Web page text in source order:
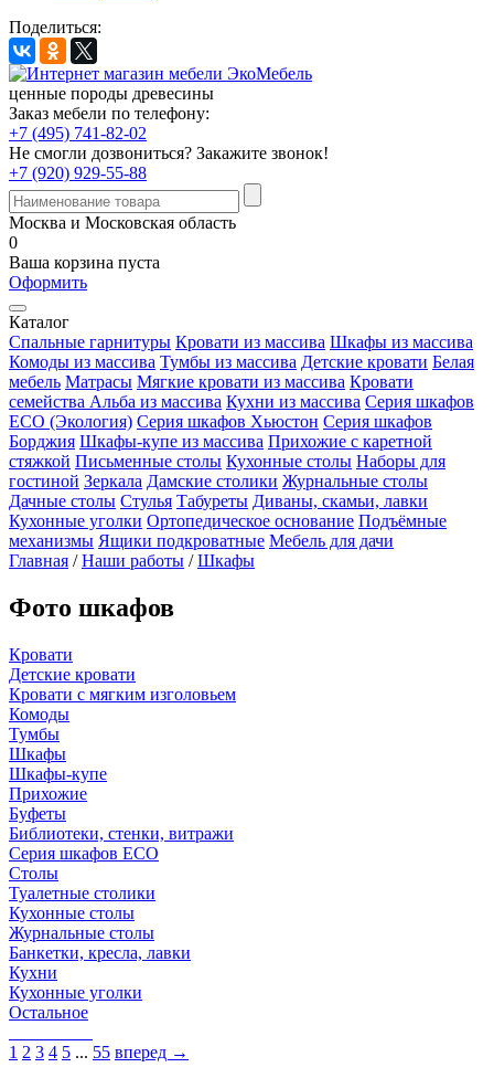
Поделиться:
ценные породы древесины
Заказ мебели по телефону:
+7 (495) 741-82-02
Не смогли дозвониться? Закажите звонок!
+7 (920) 929-55-88
Москва и Московская область
0
Ваша корзина пуста
Оформить
Каталог
Спальные гарнитуры Кровати из массива Шкафы из массива
Комоды из массива Тумбы из массива Детские кровати Белая
мебель Матрасы Мягкие кровати из массива Кровати
семейства Альба из массива Кухни из массива Серия шкафов
ECO (Экология) Серия шкафов Хьюстон Серия шкафов
Борджия Шкафы-купе из массива Прихожие с каретной
стяжкой Письменные столы Кухонные столы Наборы для
гостиной Зеркала Дамские столики Журнальные столы
Дачные столы Стулья Табуреты Диваны, скамьи, лавки
Кухонные уголки Ортопедическое основание Подъёмные
механизмы Ящики подкроватные Мебель для дачи
Главная /Наши работы /Шкафы
Фото шкафов
Кровати
Детские кровати
Кровати с мягким изголовьем
Комоды
Тумбы
Шкафы
Шкафы-купе
Прихожие
Буфеты
Библиотеки, стенки, витражи
Серия шкафов ECO
Столы
Туалетные столики
Кухонные столы
Журнальные столы
Банкетки, кресла, лавки
Кухни
Кухонные уголки
Остальное
1 2 3 4 5 ... 55 вперед →